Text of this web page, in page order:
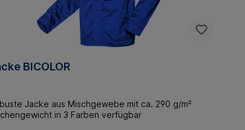
BICOLOR
Jacke aus Mischgewebe mit ca. 290 g/m²
in 3 Farben verfügbar